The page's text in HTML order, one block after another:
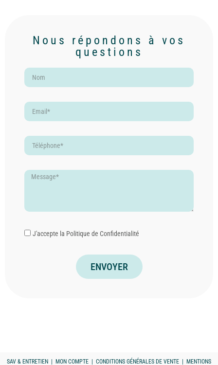
Nous répondons à vos
questions
J'accepte la Politique de Confidentialité
ENVOYER
SAV & ENTRETIEN MON COMPTE CONDITIONS GÉNÉRALES DE VENTE MENTIONS